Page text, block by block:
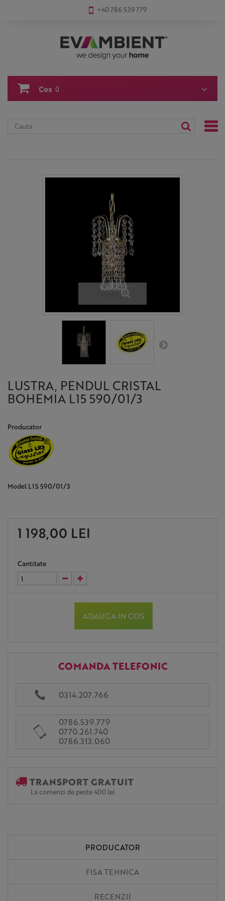
+40 786 539 779
Cos 0
LUSTRA, PENDUL CRISTAL
BOHEMIA L15 590/01/3
Producator
Model L15 590/01/3
1 198,00 LEI
Cantitate
ADAUGA IN COS
COMANDA TELEFONIC
0314.207.766
0786.539.779
0770.261.740
0786.313.060
TRANSPORT GRATUIT
La comenzi de peste 400 lei
PRODUCATOR
FISA TEHNICA
RECENZII